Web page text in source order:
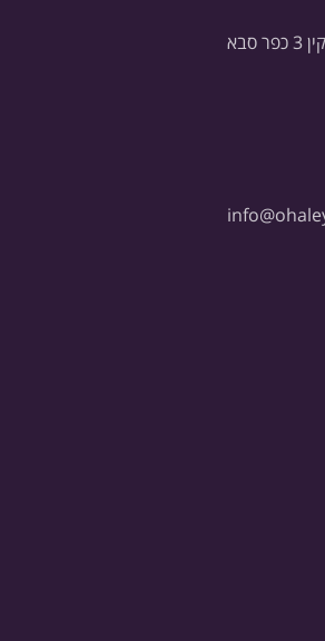
סבא